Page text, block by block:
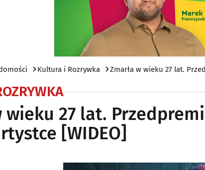
Kultura i Rozrywka Zmarła w wieku 27 lat.
wieku 27 lat.
[WIDEO]